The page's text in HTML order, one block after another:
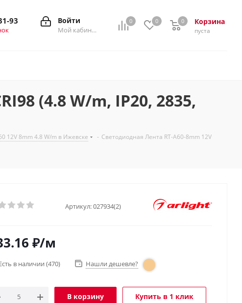
0 0 Корзина
0
пуста
0
Войти
Мой кабинет
93
(4.8 W/m, IP20, 2835,
12V 8mm 4.8 W/m в Ижевске - Светодиодная Лента RT-A60-8mm 12V
Артикул:027934(2)
₽/м
в наличии (470) Нашли дешевле?
В корзину Купить в 1 клик